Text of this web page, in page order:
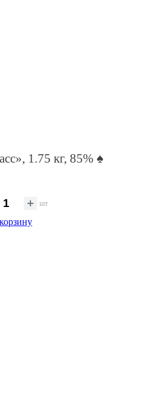
1.75 кг, 85% ♠
шт